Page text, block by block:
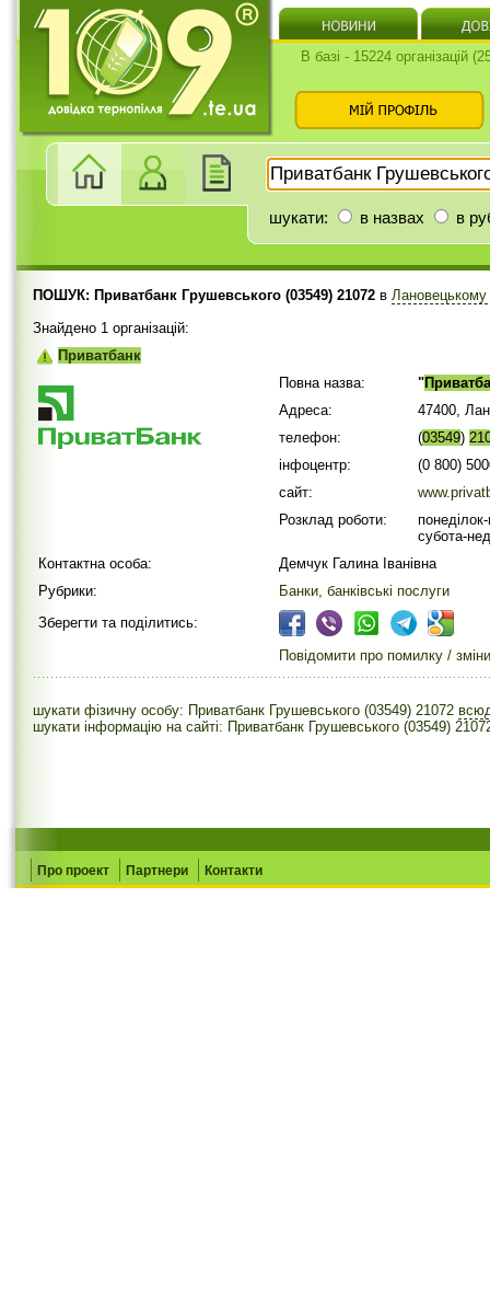
В базі - 15224 організацій
шукати: в назвах в
ПОШУК: Приватбанк Грушевського (03549) 21072 в Лановецькому
Знайдено 1 організацій:
Приватбанк
Повна назва:
"
Адреса:
47400,
телефон:
(03549)
інфоцентр:
(0 800)
сайт:
Розклад роботи:
субота-
Контактна особа:
Демчук Галина Іванівна
Рубрики:
Банки, банківські послуги
Зберегти та поділитись:
Повідомити про помилку / зміни
шукати фізичну особу: Приватбанк Грушевського (03549) 21072
шукати інформацію на сайті: Приватбанк Грушевського (03549)
Про проект Партнери Контакти